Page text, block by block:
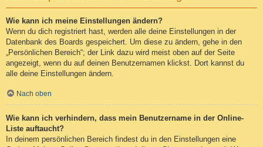
Wie kann ich meine Einstellungen ändern?
Wenn du dich registriert hast, werden alle deine Einstellungen in der
Datenbank des Boards gespeichert. Um diese zu ändern, gehe in den
„Persönlichen Bereich“; der Link dazu wird meist oben auf der Seite
angezeigt, wenn du auf deinen Benutzernamen klickst. Dort kannst du
alle deine Einstellungen ändern.
Nach oben
Wie kann ich verhindern, dass mein Benutzername in der Online-
Liste auftaucht?
In deinem persönlichen Bereich findest du in den Einstellungen eine